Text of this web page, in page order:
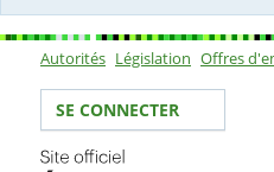
Sous-
Autorités Législation Offres
Votre identité
SE CONNECTER